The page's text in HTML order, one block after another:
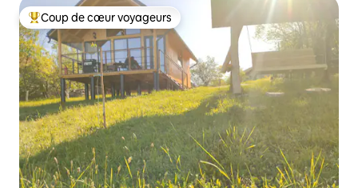
Coups de cœur voyageurs les plus appréciés
Coup de cœur voyageurs